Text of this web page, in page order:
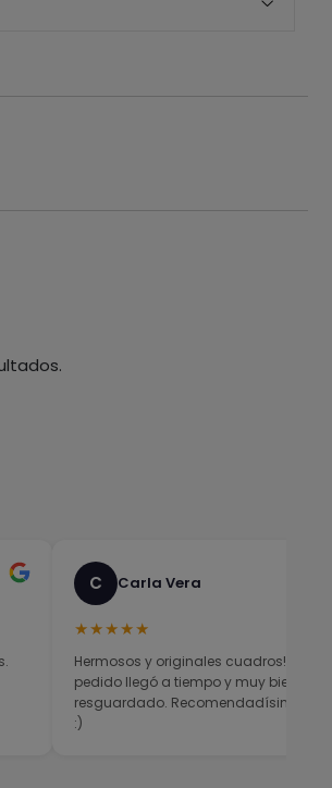
C Carla Vera
★★★★★
Hermosos y originales cuadros! El
pedido llegó a tiempo y muy bien
resguardado. Recomendadísimos
:)